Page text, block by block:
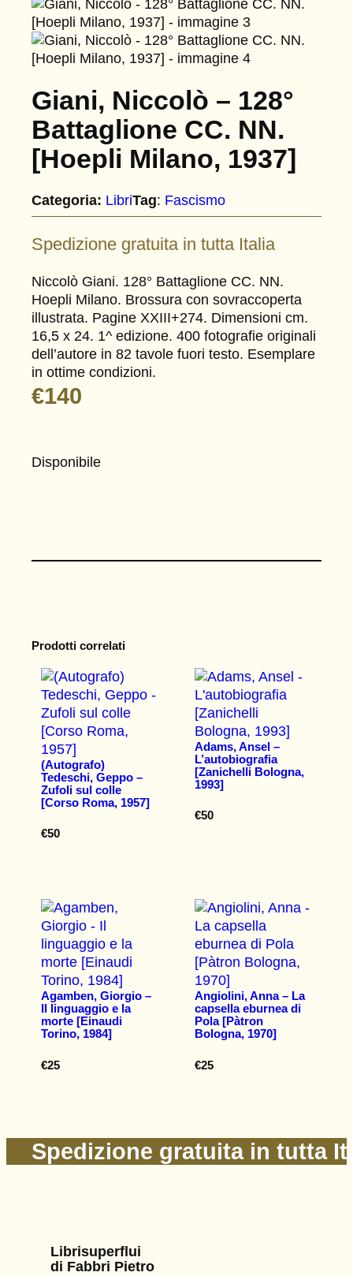
Giani, Niccolò – 128°
Battaglione CC. NN.
[Hoepli Milano, 1937]
Categoria: LibriTag: Fascismo
Spedizione gratuita in tutta Italia
Niccolò Giani. 128° Battaglione CC. NN.
Hoepli Milano. Brossura con sovraccoperta
illustrata. Pagine XXIII+274. Dimensioni cm.
16,5 x 24. 1^ edizione. 400 fotografie originali
dell’autore in 82 tavole fuori testo. Esemplare
in ottime condizioni.
€140
Disponibile
Prodotti correlati
(Autografo)
Tedeschi, Geppo –
Zufoli sul colle
[Corso Roma, 1957]
€50
Adams, Ansel –
L’autobiografia
[Zanichelli Bologna,
1993]
€50
Agamben, Giorgio –
Il linguaggio e la
morte [Einaudi
Torino, 1984]
€25
Angiolini, Anna – La
capsella eburnea di
Pola [Pàtron
Bologna, 1970]
€25
Spedizione gratuita in tutta
Librisuperflui
di Fabbri Pietro